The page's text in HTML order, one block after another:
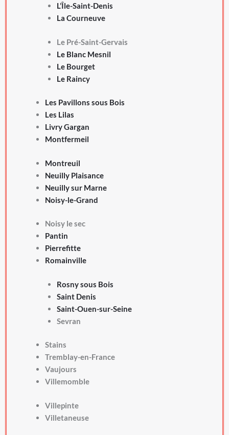
L’Île-Saint-Denis
La Courneuve
Le Pré-Saint-Gervais
Le Blanc Mesnil
Le Bourget
Le Raincy
Les Pavillons sous Bois
Les Lilas
Livry Gargan
Montfermeil
Montreuil
Neuilly Plaisance
Neuilly sur Marne
Noisy-le-Grand
Noisy le sec
Pantin
Pierrefitte
Romainville
Rosny sous Bois
Saint Denis
Saint-Ouen-sur-Seine
Sevran
Stains
Tremblay-en-France
Vaujours
Villemomble
Villepinte
Villetaneuse